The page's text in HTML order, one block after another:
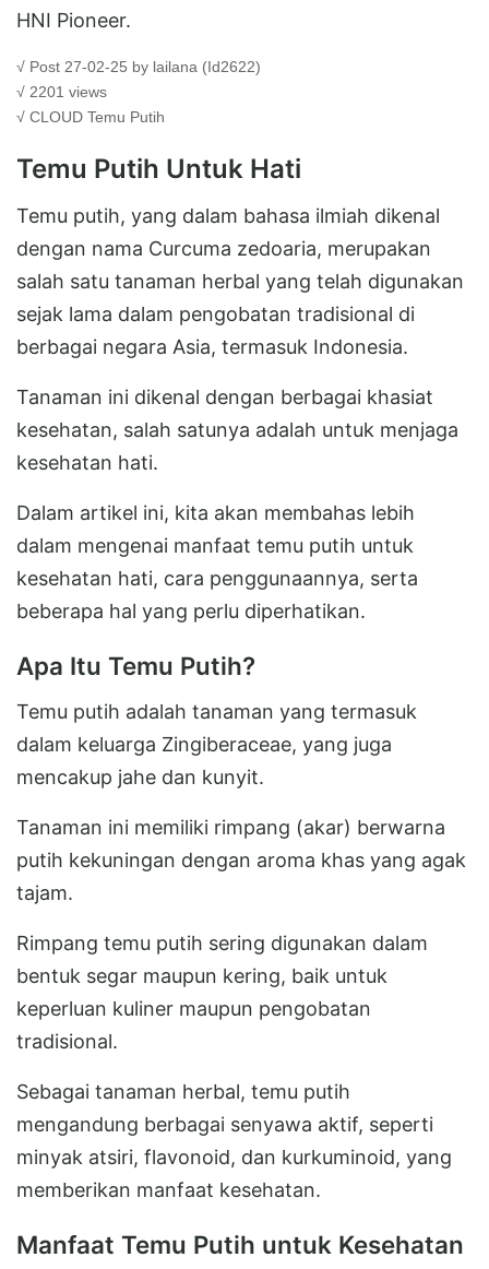
HNI Pioneer.
√ Post 27-02-25 by lailana (Id2622)
√ 2201 views
√ CLOUD Temu Putih
Temu Putih Untuk Hati
Temu putih, yang dalam bahasa ilmiah dikenal
dengan nama Curcuma zedoaria, merupakan
salah satu tanaman herbal yang telah digunakan
sejak lama dalam pengobatan tradisional di
berbagai negara Asia, termasuk Indonesia.
Tanaman ini dikenal dengan berbagai khasiat
kesehatan, salah satunya adalah untuk menjaga
kesehatan hati.
Dalam artikel ini, kita akan membahas lebih
dalam mengenai manfaat temu putih untuk
kesehatan hati, cara penggunaannya, serta
beberapa hal yang perlu diperhatikan.
Apa Itu Temu Putih?
Temu putih adalah tanaman yang termasuk
dalam keluarga Zingiberaceae, yang juga
mencakup jahe dan kunyit.
Tanaman ini memiliki rimpang (akar) berwarna
putih kekuningan dengan aroma khas yang agak
tajam.
Rimpang temu putih sering digunakan dalam
bentuk segar maupun kering, baik untuk
keperluan kuliner maupun pengobatan
tradisional.
Sebagai tanaman herbal, temu putih
mengandung berbagai senyawa aktif, seperti
minyak atsiri, flavonoid, dan kurkuminoid, yang
memberikan manfaat kesehatan.
Manfaat Temu Putih untuk Kesehatan